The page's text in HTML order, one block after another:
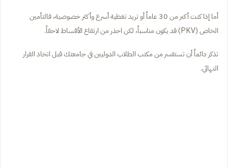
أما إذا كنت أكبر من 30 عاماً أو تريد تغطية أسرع وأكثر خصوصية، فالتأمين
الخاص (PKV) قد يكون مناسباً، لكن احذر من ارتفاع الأقساط لاحقاً.
تذكر دائماً أن تستفسر من مكتب الطلاب الدوليين في جامعتك قبل اتخاذ القرار
النهائي.